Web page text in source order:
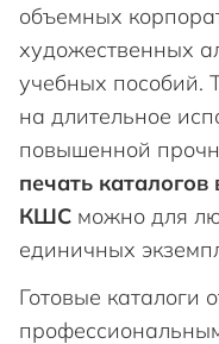
объемных
художественных
учебных пособий.
на длительное
повышенной
печать
КШС можно для
единичных
Готовые каталоги